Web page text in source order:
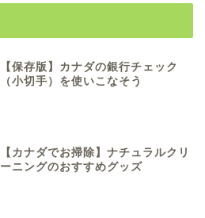
【保存版】カナダの銀行チェック
（小切手）を使いこなそう
【カナダでお掃除】ナチュラルクリ
ーニングのおすすめグッズ